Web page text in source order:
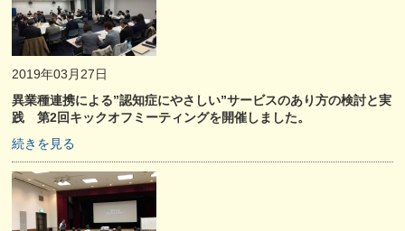
2019年03月27日
異業種連携による”認知症にやさしい”サービスのあり方の検討と実
践 第2回キックオフミーティングを開催しました。
続きを見る